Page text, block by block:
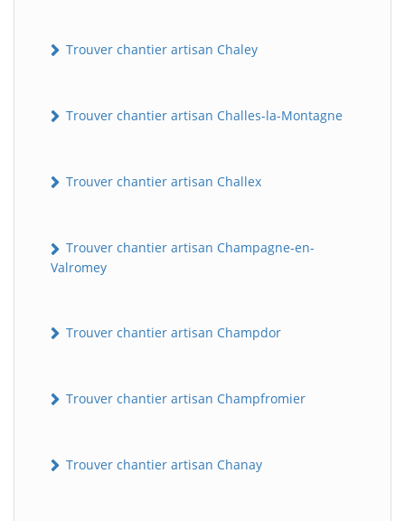
Trouver chantier artisan Chaley
Trouver chantier artisan Challes-la-Montagne
Trouver chantier artisan Challex
Trouver chantier artisan Champagne-en-
Valromey
Trouver chantier artisan Champdor
Trouver chantier artisan Champfromier
Trouver chantier artisan Chanay